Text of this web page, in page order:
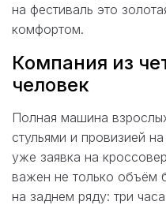
на фестиваль это
комфортом.
Компания из
человек
Полная машина
стульями и провизией
уже заявка на
важен не только объём
на заднем ряду: три